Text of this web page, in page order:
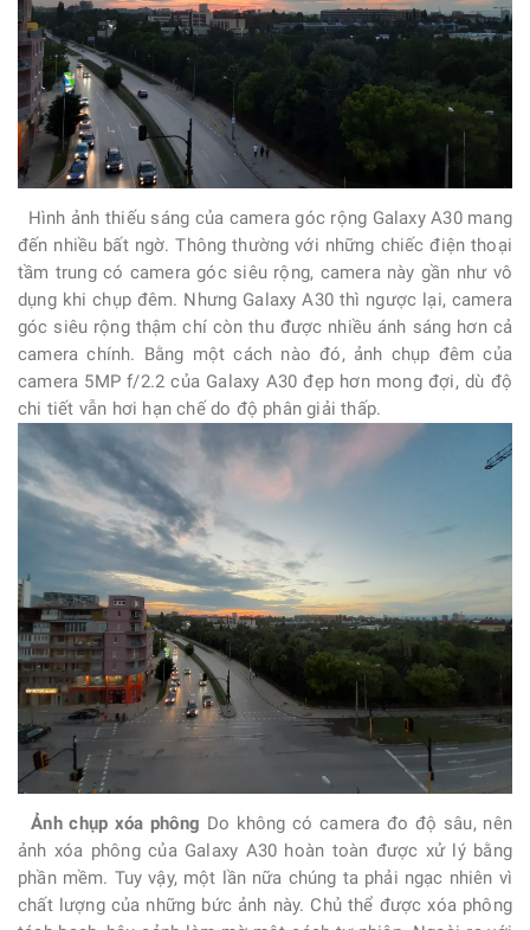
Hình ảnh thiếu sáng của camera góc rộng Galaxy A30mang
đến nhiều bất ngờ. Thông thường với những chiếc điện thoại
tầm trung có camera góc siêu rộng, camera này gần như vô
dụng khi chụp đêm. Nhưng Galaxy A30 thì ngược lại, camera
góc siêu rộng thậm chí còn thu được nhiều ánh sáng hơn cả
camera chính. Bằng một cách nào đó, ảnh chụp đêm của
camera 5MP f/2.2 của Galaxy A30 đẹp hơn mong đợi, dù độ
chi tiết vẫn hơi hạn chế do độ phân giải thấp.
Ảnh chụp xóa phông Do không có camera đo độ sâu, nên
ảnh xóa phông của Galaxy A30 hoàn toàn được xử lý bằng
phần mềm. Tuy vậy, một lần nữa chúng ta phải ngạc nhiên vì
chất lượng của những bức ảnh này. Chủ thể được xóa phông